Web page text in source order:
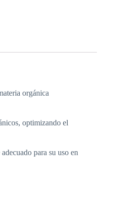
orgánica
optimizando el
para su uso en